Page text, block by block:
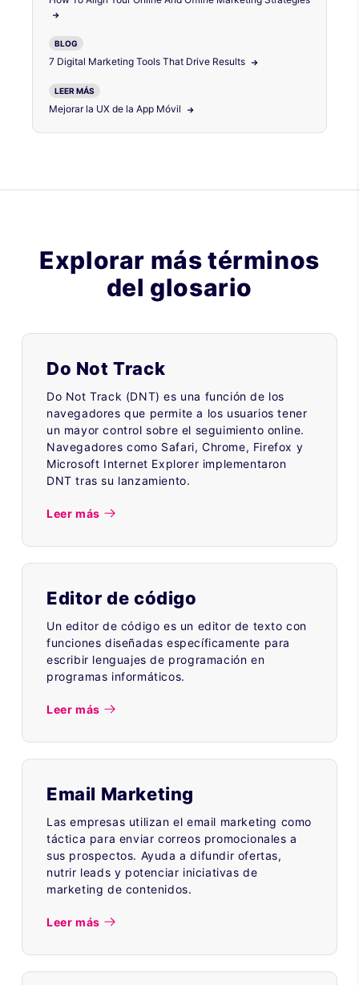
BLOG
7 Digital Marketing Tools That Drive Results
LEER MÁS
Mejorar la UX de la App Móvil
Explorar más términos
del glosario
Do Not Track
Do Not Track (DNT) es una función de los
navegadores que permite a los usuarios tener
un mayor control sobre el seguimiento online.
Navegadores como Safari, Chrome, Firefox y
Microsoft Internet Explorer implementaron
DNT tras su lanzamiento.
Leer más
Editor de código
Un editor de código es un editor de texto con
funciones diseñadas específicamente para
escribir lenguajes de programación en
programas informáticos.
Leer más
Email Marketing
Las empresas utilizan el email marketing como
táctica para enviar correos promocionales a
sus prospectos. Ayuda a difundir ofertas,
nutrir leads y potenciar iniciativas de
marketing de contenidos.
Leer más